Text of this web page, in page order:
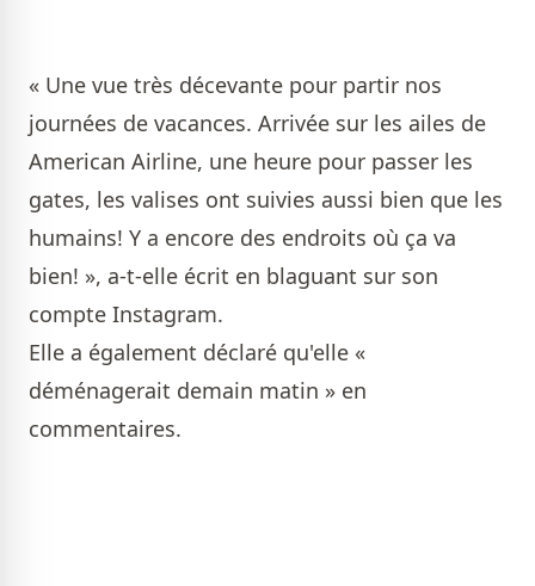
« Une vue très décevante pour partir nos
journées de vacances. Arrivée sur les ailes de
American Airline, une heure pour passer les
gates, les valises ont suivies aussi bien que les
humains! Y a encore des endroits où ça va
bien! », a-t-elle écrit en blaguant sur son
compte Instagram.
Elle a également déclaré qu'elle «
déménagerait demain matin » en
commentaires.